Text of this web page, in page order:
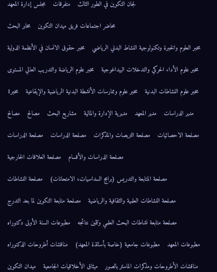
لجان التكوين في الطور الثالث
متفرقات
مجلس إدارة المعهد
محاضر اجتماعات فريق ميدان التكوين
مخابر البحث
مخبر العلوم والخبرة وتكنولوجية النشاط البدني الرياضي
مخبر حقوق الانسان في الأنظمة الدولية
مخبر علوم الأداء الحركي والتدخلات البيداغوجية
مخبر علوم الرياضة والتدريب العالي المستوى
مخبر علوم النشاطات البدنية
مخبر علوم وممارسات الأنشطة البدنية الرياضية والإيقاعية
مخبر1
مدير الدراسات
مدير المعهد مديرية الإدارة والمالية مشاريع البحث مصالح
مصالح
مصلحة الاحصائيات
مصلحة التربصات والمذكرات مصلحة الدراسات
مصلحة الدراسات
مصلحة الدراسات والأقسام
مصلحة العلاقات الخارجية
مصلحة المتابعة والتدريس (برامج السداسيات، الامتحانات)
مصلحة النشاطات
مصلحة النشاطات العلمية والثقافية والرياضية
مصلحة متابعة التكوين لما بعد التدرج
مصلحة متابعة نشاطات البحث العلمي وتثمين نتائجه
مطبوعات السنة الأولى دكتوراه
مطبوعات المعهد
مطبوعات جامعية (خاصة بأساتذة المعهد)
مناقشات أطروحات الدكتوراه
مناقشات الأطروحات ومذكرات الماستر بالصور
ميثاق الأخلاقيات الجامعية ميدان التكوين